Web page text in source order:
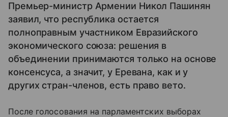
Премьер-министр Армении Никол Пашинян
заявил, что республика остается
полноправным участником Евразийского
экономического союза: решения в
объединении принимаются только на основе
консенсуса, а значит, у Еревана, как и у
других стран-членов, есть право вето.
После голосования на парламентских выборах